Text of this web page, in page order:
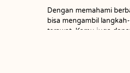
Dengan memahami
bisa mengambil
terawat. Kamu juga